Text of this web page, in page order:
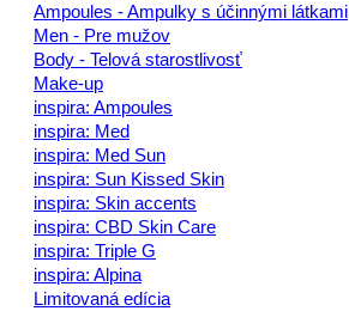
Ampoules - Ampulky s účinnými látkami
Men - Pre mužov
Body - Telová starostlivosť
Make-up
inspira: Ampoules
inspira: Med
inspira: Med Sun
inspira: Sun Kissed Skin
inspira: Skin accents
inspira: CBD Skin Care
inspira: Triple G
inspira: Alpina
Limitovaná edícia